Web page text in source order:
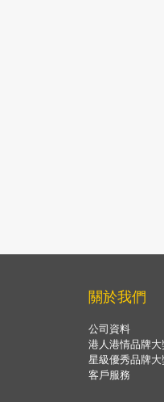
關於我們
公司資料
港人港情品牌大
星級優秀品牌大
客戶服務